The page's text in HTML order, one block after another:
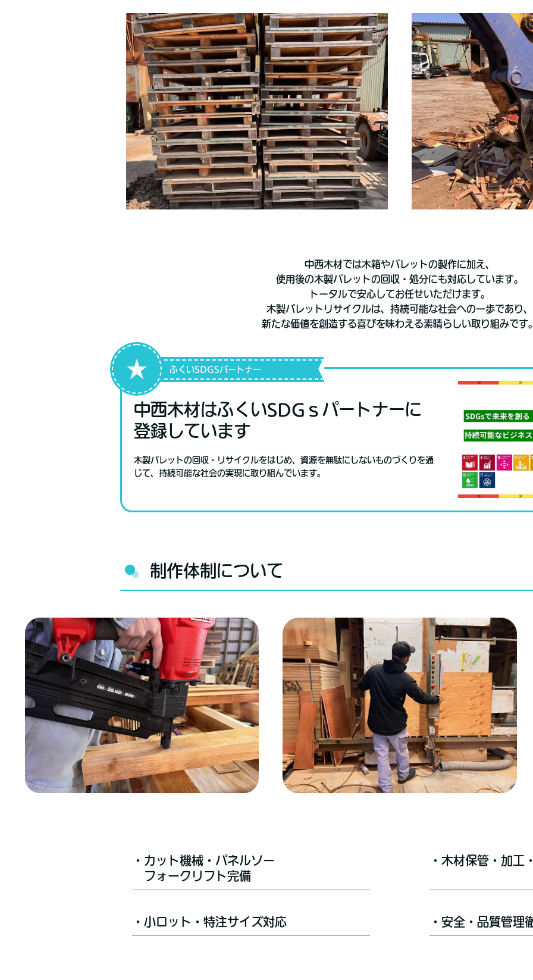
中西木材では木箱やパレットの製作に加え、
使用後の木製パレットの回収・処分にも対応しています。
トータルで安心してお任せいただけます。
木製パレットリサイクルは、持続可能な社会への一歩であり、
新たな価値を創造する喜びを味わえる素晴らしい取り組みです
ふくいSDGSパートナー
★
中西木材はふくいSDGｓパートナーに
登録しています
木製パレットの回収・リサイクルをはじめ、資源を無駄にしないものづくりを通
じて、持続可能な社会の実現に取り組んでいます。
制作体制について
・カット機械・パネルソー
フォークリフト完備
・小ロット・特注サイズ対応
・木材保管・加工
・安全・品質管理